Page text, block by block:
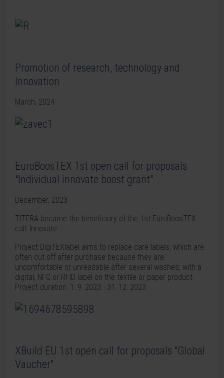
Promotion of research, technology and
Innovation
March, 2024
EuroBoosTEX 1st open call for proposals
"Individual innovate boost grant"
December, 2023
TITERA became the beneficiary of the 1st EuroBoosTEX
call: Innovate.
Project DigiTEXlabel aims to replace care labels, which are
often cut off after purchase because they are
uncomfortable or unreadable after several washes, with a
digital, NFC or RFID label on the textile or paper product.
Project duration: 1. 9. 2023 - 31. 12. 2023
XBuild EU 1st open call for proposals "Global
Vaucher"